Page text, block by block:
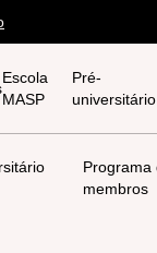
Escola
MASP
Pré-
Programa
membros